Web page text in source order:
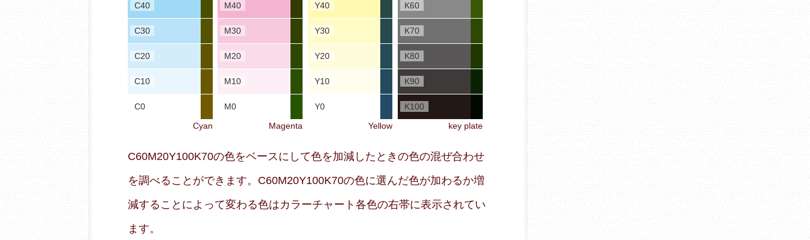
C40
C30
C20
C10
C0
Cyan
M40
M30
M20
M10
M0
Magenta
Y40
Y30
Y20
Y10
Y0
Yellow
K60
K70
K80
K90
K100
key plate
C60M20Y100K70の色をベースにして色を加減したときの色の混ぜ合わせ
を調べることができます。C60M20Y100K70の色に選んだ色が加わるか増
減することによって変わる色はカラーチャート各色の右帯に表示されてい
ます。